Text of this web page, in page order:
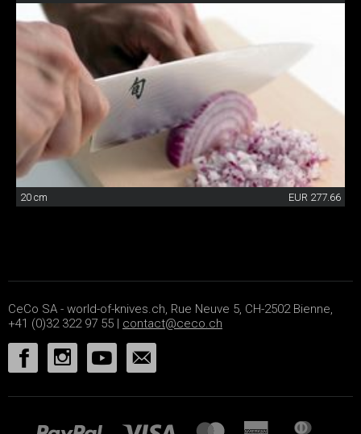
20 cm EUR 277.66
CeCo SA - world-of-knives.ch, Rue Neuve 5, CH-2502 Bienne,
+41 (0)32 322 97 55 | contact@ceco.ch